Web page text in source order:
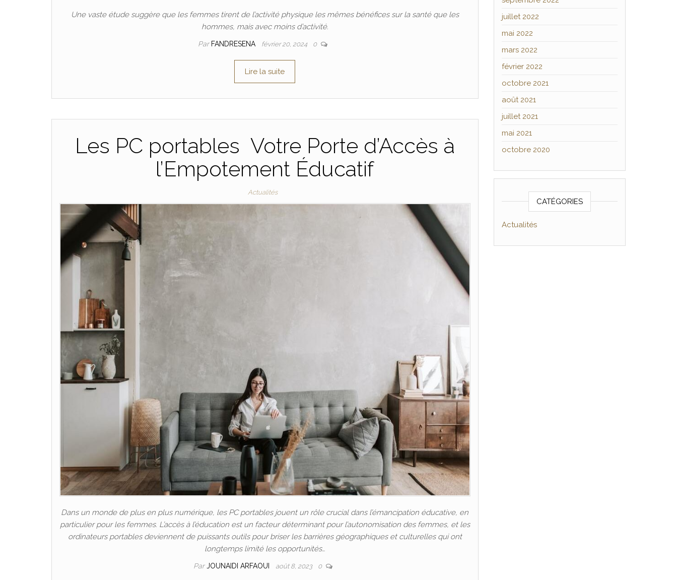
Une vaste étude suggère que les femmes tirent de l’activité physique les mêmes bénéfices sur la santé que les
hommes, mais avec moins d’activité.
Par FANDRESENA février 20, 2024 0
Lire la suite
Les PC portables Votre Porte d’Accès à
l’Empotement Éducatif
Actualités
Dans un monde de plus en plus numérique, les PC portables jouent un rôle crucial dans l’émancipation éducative, en
particulier pour les femmes. L’accès à l’éducation est un facteur déterminant pour l’autonomisation des femmes, et les
ordinateurs portables deviennent de puissants outils pour briser les barrières géographiques et culturelles qui ont
longtemps limité les opportunités…
ParJOUNAIDI ARFAOUI août 8, 2023 0
juillet 2022
mai 2022
mars 2022
février 2022
octobre 2021
août 2021
juillet 2021
mai 2021
octobre 2020
CATÉGORIES
Actualités